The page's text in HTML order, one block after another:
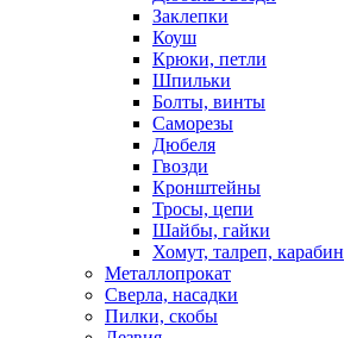
Заклепки
Коуш
Крюки, петли
Шпильки
Болты, винты
Саморезы
Дюбеля
Гвозди
Кронштейны
Тросы, цепи
Шайбы, гайки
Хомут, талреп, карабин
Металлопрокат
Сверла, насадки
Пилки, скобы